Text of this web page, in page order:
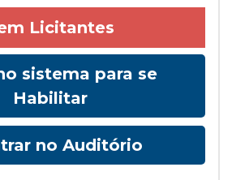
Licitantes
sistema para se
Habilitar
no Auditório